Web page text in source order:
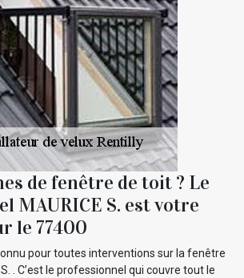
de fenêtre de toit ? Le
MAURICE S. est votre
le 77400
pour toutes interventions sur la fenêtre
. C’est le professionnel qui couvre tout le